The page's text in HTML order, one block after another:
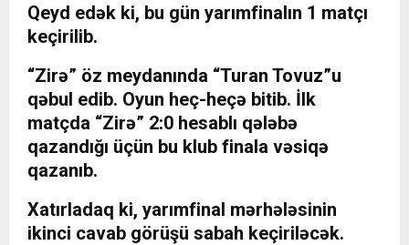
Qeyd edək ki, bu gün yarımfinalın 1 matçı
keçirilib.
“Zirə” öz meydanında “Turan Tovuz”u
qəbul edib. Oyun heç-heçə bitib. İlk
matçda “Zirə” 2:0 hesablı qələbə
qazandığı üçün bu klub finala vəsiqə
qazanıb.
Xatırladaq ki, yarımfinal mərhələsinin
ikinci cavab görüşü sabah keçiriləcək.